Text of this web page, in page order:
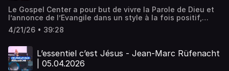
puissance.
Le Gospel Center a pour but de vivre la Parole de Dieu et
l’annonce de l’Evangile dans un style à la fois positif,
pratique et puissant. Positif, en encourageant un style de
vie chrétien qui motive, construit et développe les dons
activités qui rejoignent la vie de tous les jours. Puissant,
en vivant la dimension de la guérison et du miraculeux.
Nous sommes une église désirant vivre la présence
4/21/26 • 39:28
L’essentiel c’est Jésus - Jean-Marc Rüfenacht
| 05.04.2026